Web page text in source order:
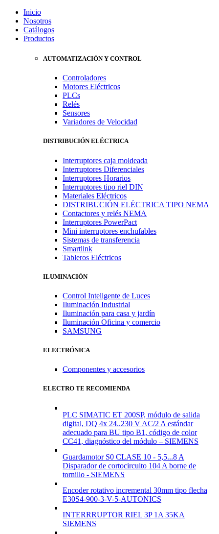
Inicio
Nosotros
Catálogos
Productos
AUTOMATIZACIÓN Y CONTROL
Controladores
Motores Eléctricos
PLCs
Relés
Sensores
Variadores de Velocidad
DISTRIBUCIÓN ELÉCTRICA
Interruptores caja moldeada
Interruptores Diferenciales
Interruptores Horarios
Interruptores tipo riel DIN
Materiales Eléctricos
DISTRIBUCIÓN ELÉCTRICA TIPO NEMA
Contactores y relés NEMA
Interruptores PowerPact
Mini interruptores enchufables
Sistemas de transferencia
Smartlink
Tableros Eléctricos
ILUMINACIÓN
Control Inteligente de Luces
Iluminación Industrial
Iluminación para casa y jardín
Iluminación Oficina y comercio
SAMSUNG
ELECTRÓNICA
Componentes y accesorios
ELECTRO TE RECOMIENDA
PLC SIMATIC ET 200SP, módulo de salida
digital, DQ 4x 24..230 V AC/2 A estándar
adecuado para BU tipo B1, código de color
CC41, diagnóstico del módulo – SIEMENS
Guardamotor S0 CLASE 10 - 5,5...8 A
Disparador de cortocircuito 104 A borne de
tornillo - SIEMENS
Encoder rotativo incremental 30mm tipo flecha
E30S4-900-3-V-5-AUTONICS
INTERRRUPTOR RIEL 3P 1A 35KA
SIEMENS